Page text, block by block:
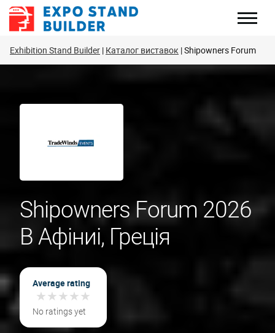
Перейти
Exhibition Stand Builder Каталог виставок Shipowners Forum
Shipowners Forum 2026
В Афіниі, Греція
Average rating
★★★★★
★★★★★
No ratings yet